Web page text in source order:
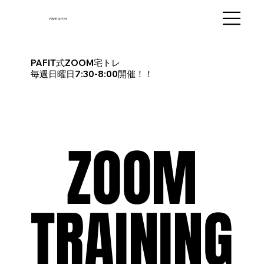
PAFITGYM
PAFIT式ZOOM宅トレ
毎週日曜日7:30-8:00開催！！
ZOOM
TRAINING
ZOOM
TRAINING